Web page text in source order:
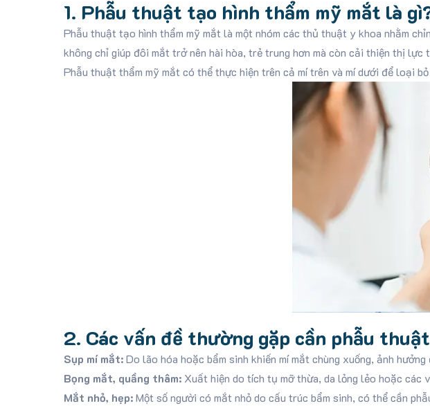
1. Phẫu thuật tạo hình thẩm mỹ mắt là
Phẫu thuật tạo hình thẩm mỹ mắt là một nhóm các thủ thuật y khoa nhằm
không chỉ giúp đôi mắt trở nên hài hòa, trẻ trung hơn mà còn cải thiện thị lực
Phẫu thuật thẩm mỹ mắt có thể thực hiện trên cả mí trên và mí dưới để loại
2. Các vấn đề thường gặp cần phẫu
Sụp mí mắt:Do lão hóa hoặc bẩm sinh khiến mí mắt chùng xuống, ảnh hưởng
Bọng mắt, quầng thâm:Xuất hiện do tích tụ mỡ thừa, da lỏng lẻo hoặc các
Mắt nhỏ, hẹp:Một số người có mắt nhỏ do cấu trúc bẩm sinh, có thể cần